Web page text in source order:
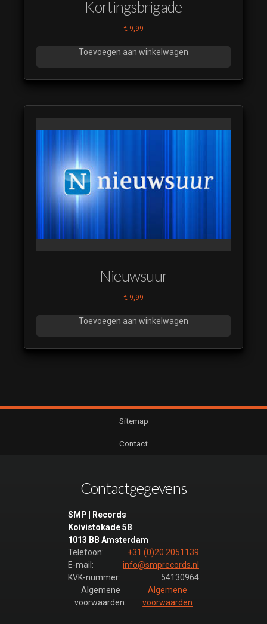
Kortingsbrigade
€ 9,99
Toevoegen aan winkelwagen
Nieuwsuur
€ 9,99
Toevoegen aan winkelwagen
Sitemap
Contact
Contactgegevens
SMP | Records
Koivistokade 58
1013 BB Amsterdam
Telefoon:
+31 (0)20 2051139
E-mail:
info@smprecords.nl
KVK-nummer:
54130964
Algemene
voorwaarden:
Algemene
voorwaarden